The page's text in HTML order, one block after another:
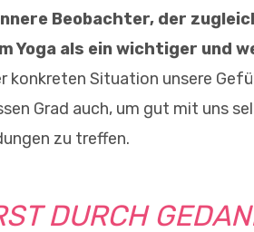
Beobachter, der
Yoga als ein wichtiger und
konkreten Situation unsere
Grad auch, um gut mit uns
zu treffen.
DURCH